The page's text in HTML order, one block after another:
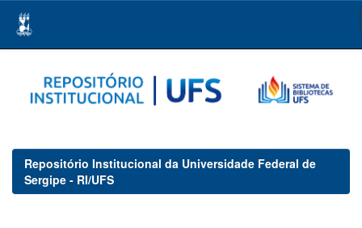
navigation
Repositório Institucional da Universidade Federal de
Sergipe - RI/UFS